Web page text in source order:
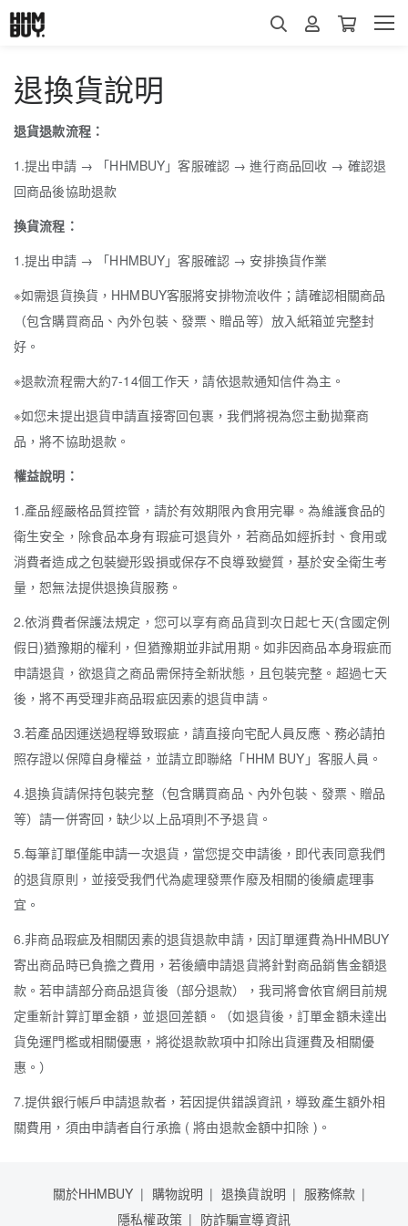
退換貨說明
退貨退款流程：
1.提出申請 → 「HHMBUY」客服確認 → 進行商品回收 → 確認退
回商品後協助退款
換貨流程：
1.提出申請 → 「HHMBUY」客服確認 → 安排換貨作業
※如需退貨換貨，HHMBUY客服將安排物流收件；請確認相關商品
（包含購買商品、內外包裝、發票、贈品等）放入紙箱並完整封
好。
※退款流程需大約7-14個工作天，請依退款通知信件為主。
※如您未提出退貨申請直接寄回包裹，我們將視為您主動拋棄商
品，將不協助退款。
權益說明：
1.產品經嚴格品質控管，請於有效期限內食用完畢。為維護食品的
衛生安全，除食品本身有瑕疵可退貨外，若商品如經拆封、食用或
消費者造成之包裝變形毀損或保存不良導致變質，基於安全衛生考
量，恕無法提供退換貨服務。
2.依消費者保護法規定，您可以享有商品貨到次日起七天(含國定例
假日)猶豫期的權利，但猶豫期並非試用期。如非因商品本身瑕疵而
申請退貨，欲退貨之商品需保持全新狀態，且包裝完整。超過七天
後，將不再受理非商品瑕疵因素的退貨申請。
3.若產品因運送過程導致瑕疵，請直接向宅配人員反應、務必請拍
照存證以保障自身權益，並請立即聯絡「HHM BUY」客服人員。
4.退換貨請保持包裝完整（包含購買商品、內外包裝、發票、贈品
等）請一併寄回，缺少以上品項則不予退貨。
5.每筆訂單僅能申請一次退貨，當您提交申請後，即代表同意我們
的退貨原則，並接受我們代為處理發票作廢及相關的後續處理事
宜。
6.非商品瑕疵及相關因素的退貨退款申請，因訂單運費為HHMBUY
寄出商品時已負擔之費用，若後續申請退貨將針對商品銷售金額退
款。若申請部分商品退貨後（部分退款），我司將會依官網目前規
定重新計算訂單金額，並退回差額。（如退貨後，訂單金額未達出
貨免運門檻或相關優惠，將從退款款項中扣除出貨運費及相關優
惠。）
7.提供銀行帳戶申請退款者，若因提供錯誤資訊，導致產生額外相
關費用，須由申請者自行承擔 ( 將由退款金額中扣除 )。
關於HHMBUY 購物說明 退換貨說明
服務條款
隱私權政策
防詐騙宣導資訊